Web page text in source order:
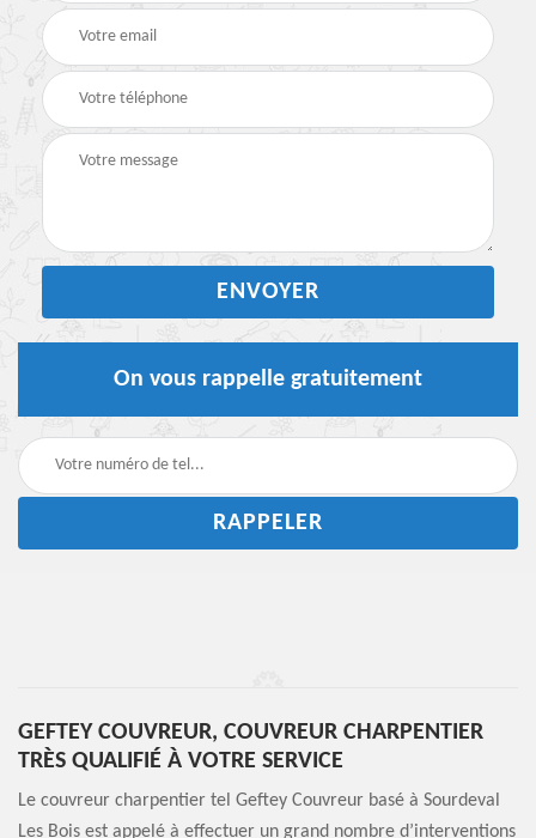
On vous rappelle gratuitement
GEFTEY COUVREUR, COUVREUR CHARPENTIER
TRÈS QUALIFIÉ À VOTRE SERVICE
Le couvreur charpentier tel Geftey Couvreur basé à Sourdeval
Les Bois est appelé à effectuer un grand nombre d’interventions